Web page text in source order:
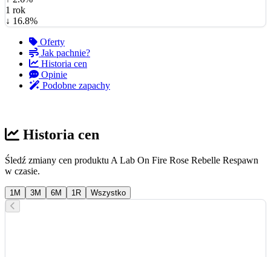
1 rok
↓ 16.8%
Oferty
Jak pachnie?
Historia cen
Opinie
Podobne zapachy
Historia cen
Śledź zmiany cen produktu A Lab On Fire Rose Rebelle Respawn
w czasie.
1M 3M 6M 1R Wszystko